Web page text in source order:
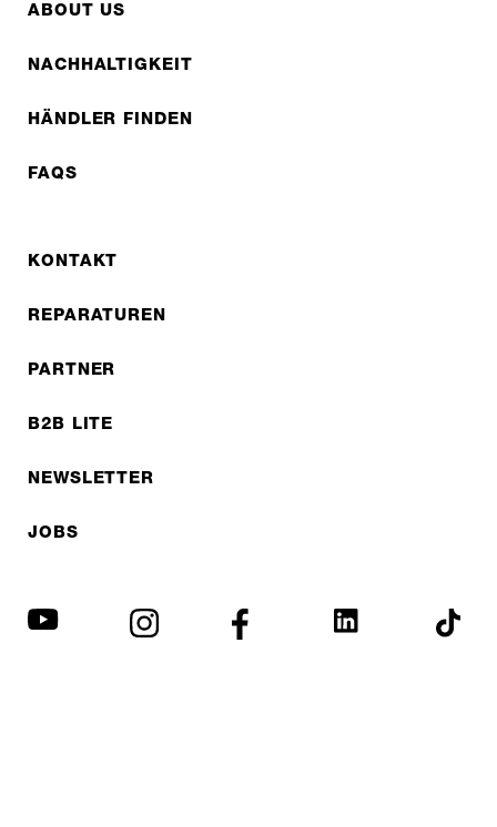
ABOUT US
NACHHALTIGKEIT
HÄNDLER FINDEN
FAQS
KONTAKT
REPARATUREN
PARTNER
B2B LITE
NEWSLETTER
JOBS